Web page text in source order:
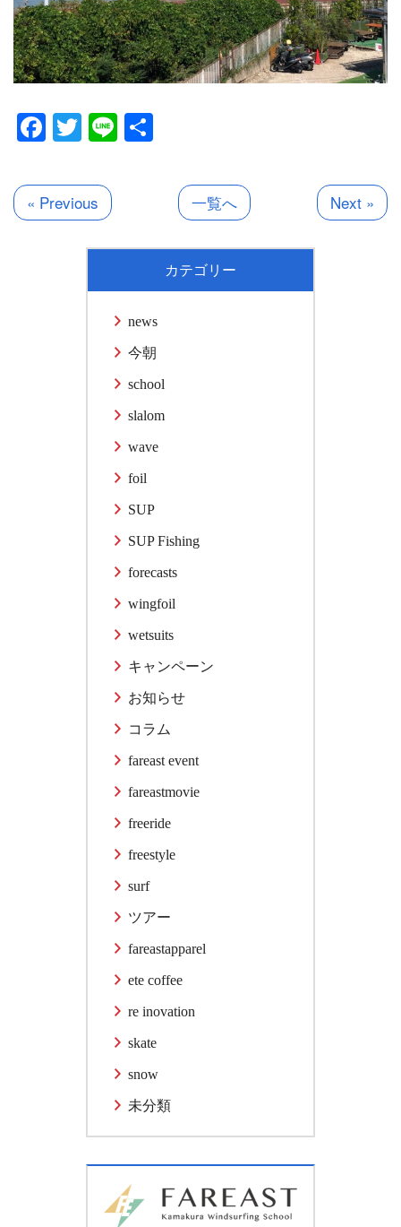
Facebook
Twitter
Line
« Previous 一覧へ Next »
カテゴリー
news
今朝
school
slalom
wave
foil
SUP
SUP Fishing
forecasts
wingfoil
wetsuits
キャンペーン
お知らせ
コラム
fareast event
fareastmovie
freeride
freestyle
surf
ツアー
fareastapparel
ete coffee
re inovation
skate
snow
未分類